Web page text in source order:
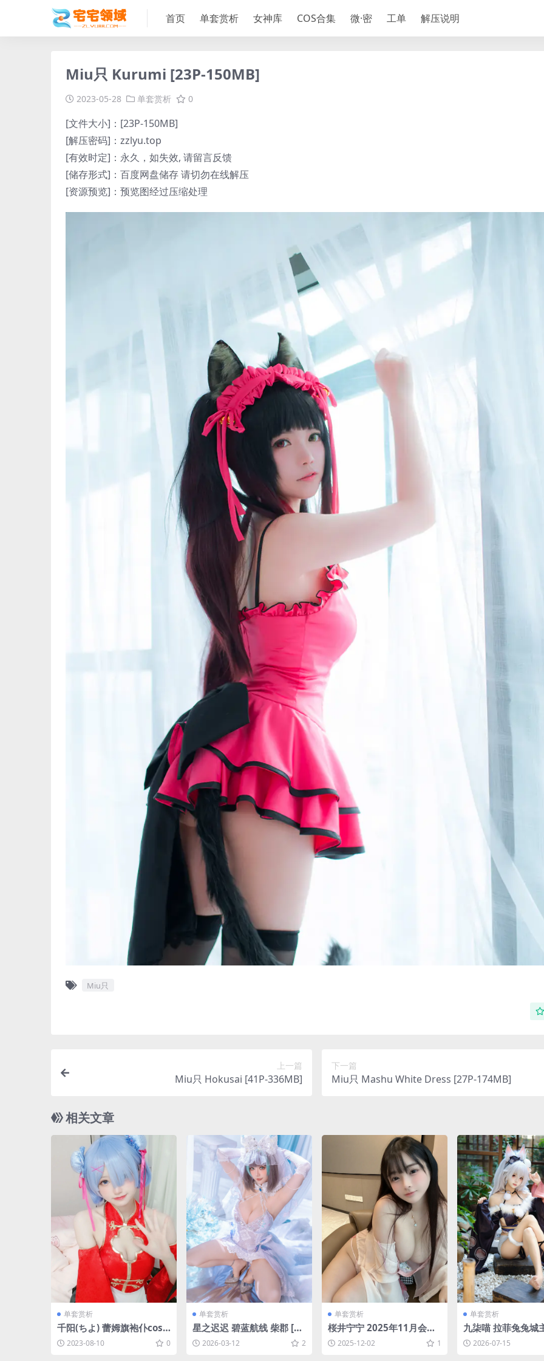
首页 单套赏析 女神库 COS合集 微·密 工单 解压说明
Miu只 Kurumi [23P-150MB]
2023-05-28 单套赏析 0
[文件大小]：[23P-150MB]
[解压密码]：zzlyu.top
[有效时定]：永久，如失效, 请留言反馈
[储存形式]：百度网盘储存 请切勿在线解压
[资源预览]：预览图经过压缩处理
Miu只
上一篇
Miu只 Hokusai [41P-336MB]
下一篇
Miu只 Mashu White Dress [27P-174MB]
相关文章
单套赏析
千阳(ちよ) 蕾姆旗袍仆cos
[13P-24MB]
2023-08-10 0
单套赏析
星之迟迟 碧蓝航线 柴郡 [44
P-148MB]
2026-03-12 2
单套赏析
桜井宁宁 2025年11月会员
订阅系列[77P-4V-590M]
2025-12-02 1
单套赏析
九柒喵 拉菲兔兔城
463MB]
2026-07-15